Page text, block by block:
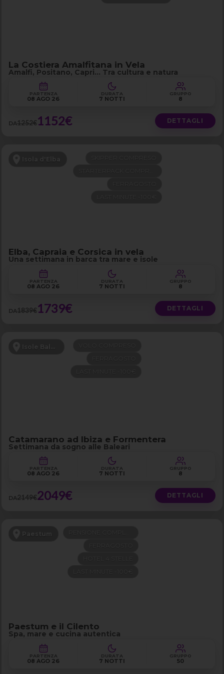
La Costiera Amalfitana in Vela
Amalfi, Positano, Capri… Tra cultura e natura
PARTENZA
08 AGO 26
DURATA
7 NOTTI
GRUPPO
8
DA1252€1152€ DETTAGLI
Isola d'Elba
Elba, Capraia e Corsica in vela
Una settimana in barca tra mare e isole
PARTENZA
08 AGO 26
DURATA
7 NOTTI
GRUPPO
8
DA1839€1739€ DETTAGLI
Isole Baleari
Catamarano ad Ibiza e Formentera
Settimana da sogno alle Baleari
PARTENZA
08 AGO 26
DURATA
7 NOTTI
GRUPPO
8
DA2149€2049€ DETTAGLI
Paestum
Paestum e il Cilento
Spa, mare e cucina autentica
PARTENZA
08 AGO 26
DURATA
7 NOTTI
GRUPPO
50